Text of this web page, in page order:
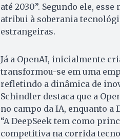
até 2030”. Segundo ele,
atribui à soberania
estrangeiras.
Já a OpenAI, inicialmente
transformou-se em uma
refletindo a dinâmica de
Schindler destaca que a
no campo da IA, enquanto
“A DeepSeek tem como
competitiva na corrida